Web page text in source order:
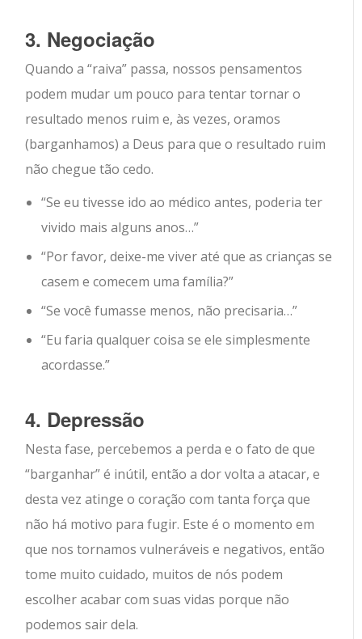
3. Negociação
Quando a “raiva” passa, nossos pensamentos
podem mudar um pouco para tentar tornar o
resultado menos ruim e, às vezes, oramos
(barganhamos) a Deus para que o resultado ruim
não chegue tão cedo.
“Se eu tivesse ido ao médico antes, poderia ter
vivido mais alguns anos…”
“Por favor, deixe-me viver até que as crianças se
casem e comecem uma família?”
“Se você fumasse menos, não precisaria…”
“Eu faria qualquer coisa se ele simplesmente
acordasse.”
4. Depressão
Nesta fase, percebemos a perda e o fato de que
“barganhar” é inútil, então a dor volta a atacar, e
desta vez atinge o coração com tanta força que
não há motivo para fugir. Este é o momento em
que nos tornamos vulneráveis ​​e negativos, então
tome muito cuidado, muitos de nós podem
escolher acabar com suas vidas porque não
podemos sair dela.